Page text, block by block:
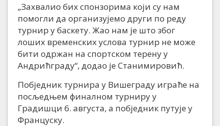
„Захвалио бих спонзорима који су нам
помогли да организујемо други по реду
турнир у баскету. Жао нам је што због
лоших временских услова турнир не може
бити одржан на спортском терену у
Андрићграду“, додао је Станимировић.
Побједник турнира у Вишеграду играће на
посљедњем финалном турниру у
Градишци 6. августа, а побједник путује у
Француску.